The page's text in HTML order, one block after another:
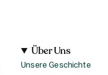
Über Uns
Unsere Geschichte